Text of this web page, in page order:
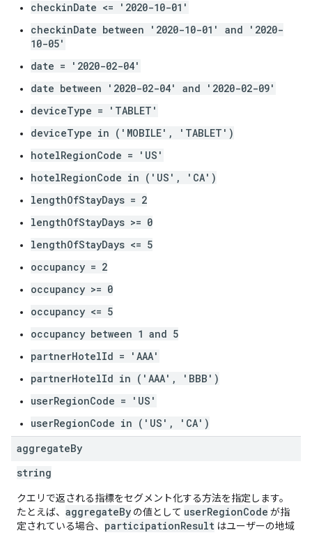
checkinDate <= '2020-10-01'
checkinDate between '2020-10-01' and '2020-
10-05'
date = '2020-02-04'
date between '2020-02-04' and '2020-02-09'
deviceType = 'TABLET'
deviceType in ('MOBILE', 'TABLET')
hotelRegionCode = 'US'
hotelRegionCode in ('US', 'CA')
lengthOfStayDays = 2
lengthOfStayDays >= 0
lengthOfStayDays <= 5
occupancy = 2
occupancy >= 0
occupancy <= 5
occupancy between 1 and 5
partnerHotelId = 'AAA'
partnerHotelId in ('AAA', 'BBB')
userRegionCode = 'US'
userRegionCode in ('US', 'CA')
aggregateBy
string
クエリで返される指標をセグメント化する方法を指定します。
たとえば、 aggregateBy の値として userRegionCode が指
定されている場合、 participationResult はユーザーの地域